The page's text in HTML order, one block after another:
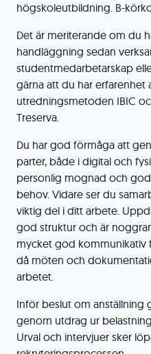
högskoleutbildning. B-
Det är meriterande om du
handläggning sedan
studentmedarbetarskap
gärna att du har erfarenhet
utredningsmetoden IBIC
Treserva.
Du har god förmåga att
parter, både i digital och
personlig mognad och
behov. Vidare ser du
viktig del i ditt arbete.
god struktur och är
mycket god kommunikativ
då möten och
arbetet.
Inför beslut om anställning
genom utdrag ur
Urval och intervjuer sker